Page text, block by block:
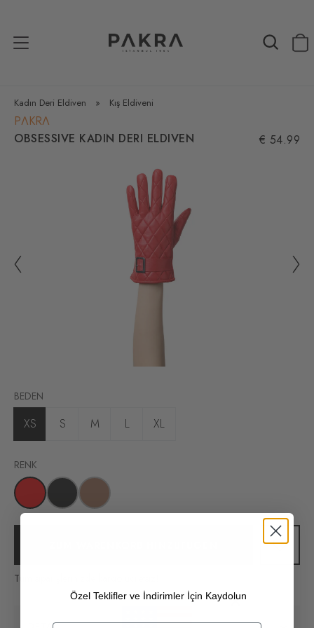
Kadın Deri Eldiven » Kış Eldiveni
PΛKRΛ
OBSESSIVE KADIN DERI ELDIVEN
€ 54.99
BEDEN
XS S M L XL
RENK
Tüm siparişlerinizde kargo ücretsiz!
Özel Teklifler ve İndirimler İçin Kaydolun